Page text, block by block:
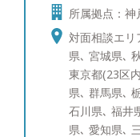
ポートフォリオ
裕層のご相談者
存じます。 一
与・相続を含め
に大きく分けら
ついて海外を含
ました。 すでに
所属拠点：神
対面相談エリ
県､ 宮城県､
東京都(23区
県､ 群馬県､
石川県､ 福井
県､ 愛知県､